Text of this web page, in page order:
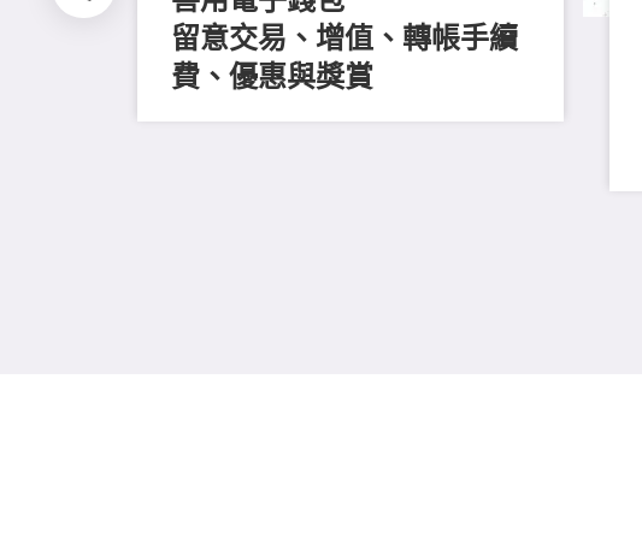
留意交易、增值、轉帳手續
費、優惠與獎賞